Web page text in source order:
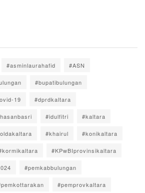
#asminlaurahafid #ASN
#bupatibulungan
19 #dprdkaltara
#idulfitri #kaltara
#khairul #konikaltara
#KPwBIprovinsikaltara
#pemkabbulungan
#pemprovkaltara